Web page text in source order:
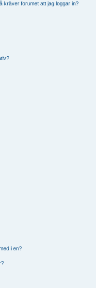
kräver forumet att jag loggar in?
i en?